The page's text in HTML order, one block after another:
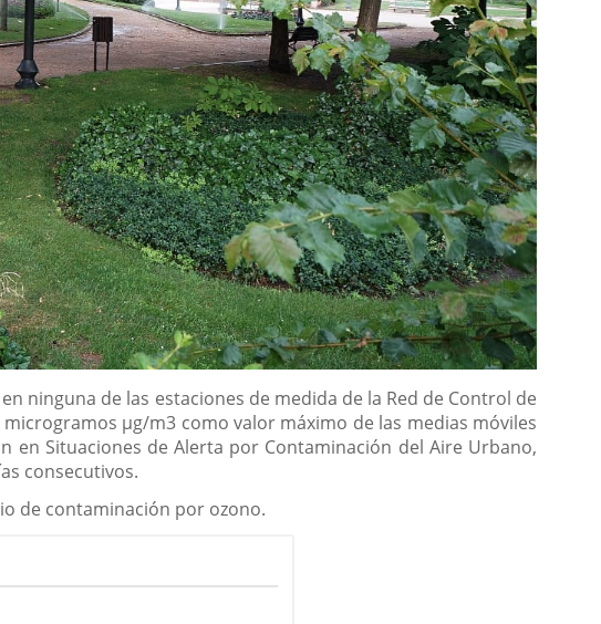
ninguna de las estaciones de medida de la Red de Control de
µg/m3 como valor máximo de las medias móviles
en Situaciones de Alerta por Contaminación del Aire Urbano,
consecutivos.
de contaminación por ozono.